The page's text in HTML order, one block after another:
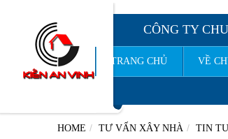
CÔNG TY
TRANG CHỦ VỀ
HOME TƯ VẤN XÂY NHÀ TIN